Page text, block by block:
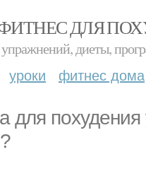
ДЛЯ
диеты,
уроки фитнес дома
для